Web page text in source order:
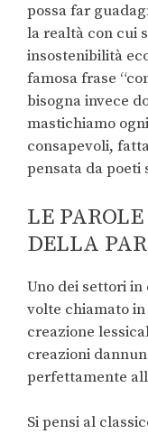
possa far
la realtà con cui
insostenibilità
famosa frase
bisogna invece
mastichiamo
consapevoli,
pensata da poeti
LE
DELLA
Uno dei settori
volte chiamato
creazione
creazioni
perfettamente
Si pensi al